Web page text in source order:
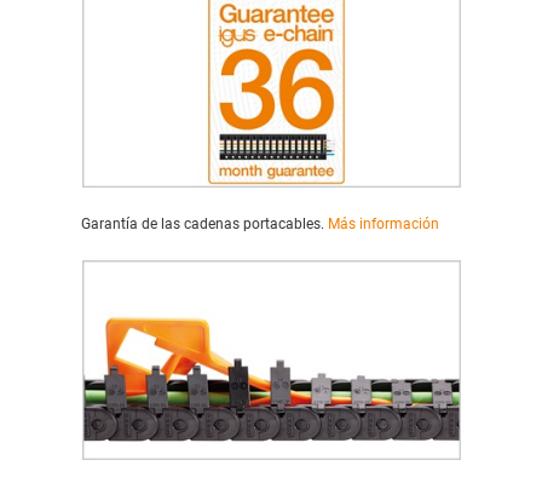
Garantía de las cadenas portacables. Más información